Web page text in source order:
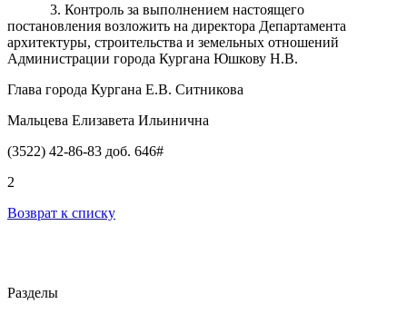
3. Контроль за выполнением настоящего
постановления возложить на директора Департамента
архитектуры, строительства и земельных отношений
Администрации города Кургана Юшкову Н.В.
Глава города Кургана Е.В. Ситникова
Мальцева Елизавета Ильинична
(3522) 42-86-83 доб. 646#
2
Возврат к списку
Разделы